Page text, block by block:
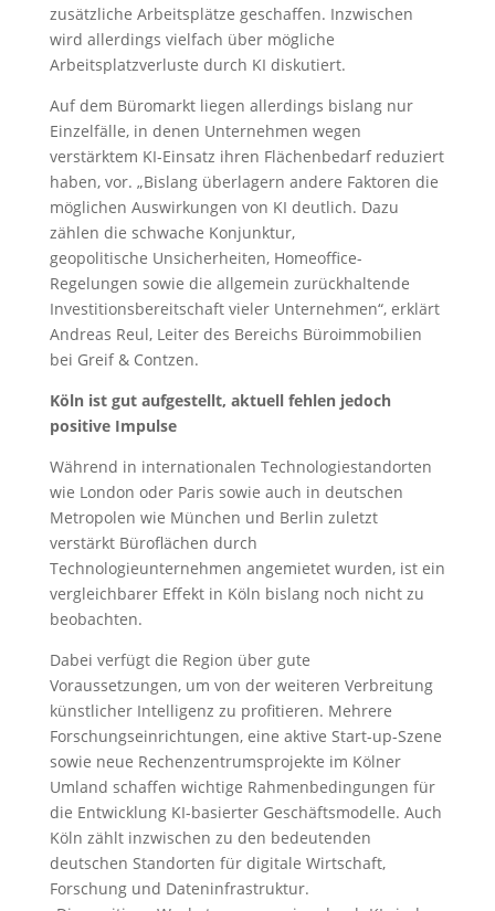
zusätzliche Arbeitsplätze geschaffen. Inzwischen
wird allerdings vielfach über mögliche
Arbeitsplatzverluste durch KI diskutiert.
Auf dem Büromarkt liegen allerdings bislang nur
Einzelfälle, in denen Unternehmen wegen
verstärktem KI-Einsatz ihren Flächenbedarf reduziert
haben, vor. „Bislang überlagern andere Faktoren die
möglichen Auswirkungen von KI deutlich. Dazu
zählen die schwache Konjunktur,
geopolitische Unsicherheiten, Homeoffice-
Regelungen sowie die allgemein zurückhaltende
Investitionsbereitschaft vieler Unternehmen“, erklärt
Andreas Reul, Leiter des Bereichs Büroimmobilien
bei Greif & Contzen.
Köln ist gut aufgestellt, aktuell fehlen jedoch
positive Impulse
Während in internationalen Technologiestandorten
wie London oder Paris sowie auch in deutschen
Metropolen wie München und Berlin zuletzt
verstärkt Büroflächen durch
Technologieunternehmen angemietet wurden, ist ein
vergleichbarer Effekt in Köln bislang noch nicht zu
beobachten.
Dabei verfügt die Region über gute
Voraussetzungen, um von der weiteren Verbreitung
künstlicher Intelligenz zu profitieren. Mehrere
Forschungseinrichtungen, eine aktive Start-up-Szene
sowie neue Rechenzentrumsprojekte im Kölner
Umland schaffen wichtige Rahmenbedingungen für
die Entwicklung KI-basierter Geschäftsmodelle. Auch
Köln zählt inzwischen zu den bedeutenden
deutschen Standorten für digitale Wirtschaft,
Forschung und Dateninfrastruktur.